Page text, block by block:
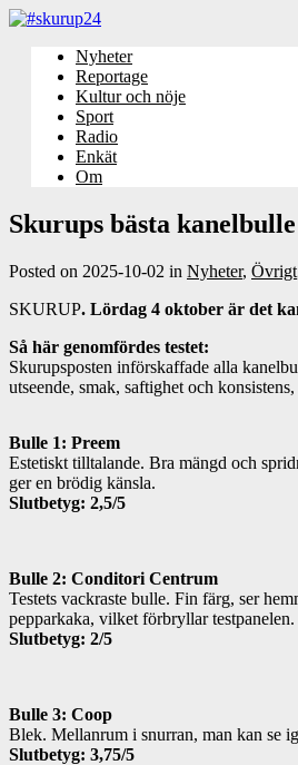
Nyheter
Reportage
Kultur och nöje
Sport
Radio
Enkät
Om
Skurups bästa
Posted on 2025-10-02 in Nyheter, Övrigt
SKURUP. Lördag 4 oktober är det
Så här genomfördes testet:
Skurupsposten införskaffade alla
utseende, smak, saftighet och
Bulle 1: Preem
Estetiskt tilltalande. Bra mängd och
ger en brödig känsla.
Slutbetyg: 2,5/5
Bulle 2: Conditori Centrum
Testets vackraste bulle. Fin färg, ser
pepparkaka, vilket förbryllar
Slutbetyg: 2/5
Bulle 3: Coop
Blek. Mellanrum i snurran, man kan se
Slutbetyg: 3,75/5